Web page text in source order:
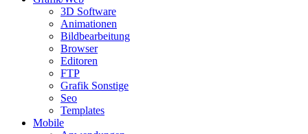
3D Software
Animationen
Bildbearbeitung
Browser
Editoren
FTP
Grafik Sonstige
Seo
Templates
Mobile